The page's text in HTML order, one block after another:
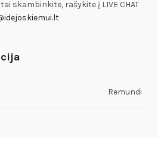
skambinkite, rašykite į LIVE CHAT
Remundi